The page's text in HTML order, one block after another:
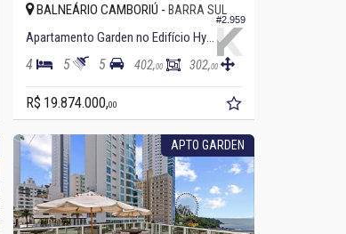
#2.959
BALNEÁRIO CAMBORIÚ - BARRA SUL
Apartamento Garden no Edifício Hyde
4 5 5 402,00 302,00
R$ 19.874.000,00
APTO GARDEN